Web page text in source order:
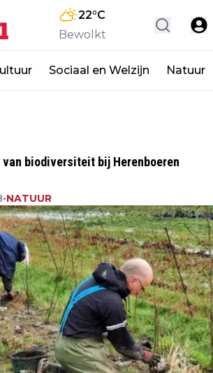
22°C
Bewolkt
Sociaal en Welzijn Natuur
van biodiversiteit bij Herenboeren
•NATUUR